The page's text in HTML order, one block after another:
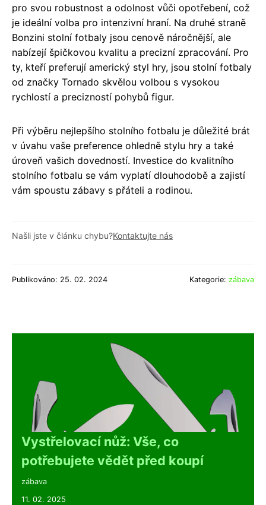
pro svou robustnost a odolnost vůči opotřebení, což
je ideální volba pro intenzivní hraní. Na druhé straně
Bonzini stolní fotbaly jsou cenově náročnější, ale
nabízejí špičkovou kvalitu a precizní zpracování. Pro
ty, kteří preferují americký styl hry, jsou stolní fotbaly
od značky Tornado skvělou volbou s vysokou
rychlostí a precizností pohybů figur.
Při výběru nejlepšího stolního fotbalu je důležité brát
v úvahu vaše preference ohledně stylu hry a také
úroveň vašich dovedností. Investice do kvalitního
stolního fotbalu se vám vyplatí dlouhodobě a zajistí
vám spoustu zábavy s přáteli a rodinou.
Našli jste v článku chybu?Kontaktujte nás
Publikováno: 25. 02. 2024 Kategorie: zábava
Vystřelovací nůž: Vše, co
potřebujete vědět před koupí
zábava
11. 02. 2025